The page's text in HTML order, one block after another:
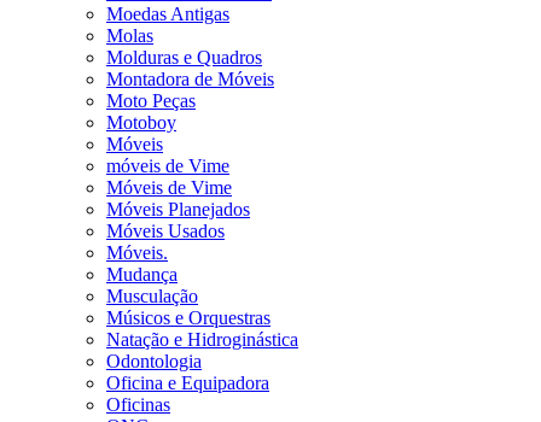
Moedas Antigas
Molas
Molduras e Quadros
Montadora de Móveis
Moto Peças
Motoboy
Móveis
móveis de Vime
Móveis de Vime
Móveis Planejados
Móveis Usados
Móveis.
Mudança
Musculação
Músicos e Orquestras
Natação e Hidroginástica
Odontologia
Oficina e Equipadora
Oficinas